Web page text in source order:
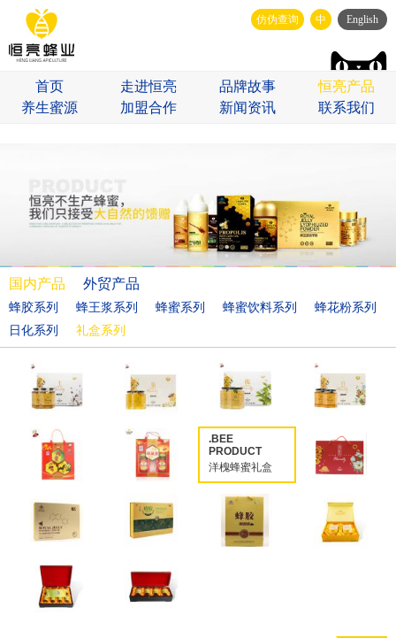
仿伪查询 中 English
首页 走进恒亮 品牌故事
恒亮产品
养生蜜源
加盟合作 新闻资讯 联系我们
国内产品 外贸产品
蜂胶系列 蜂王浆系列 蜂蜜系列 蜂蜜饮料系列
蜂花粉系列
日化系列
礼盒系列
.BEE
PRODUCT
洋槐蜂蜜礼盒
700g*2